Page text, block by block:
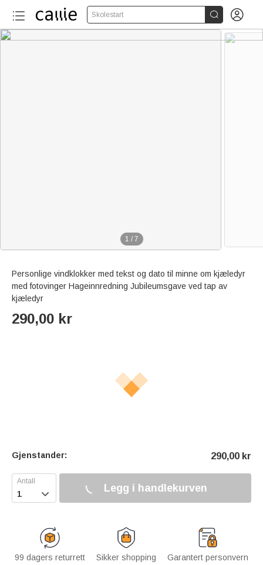
Skolestart  
1 / 7
Personlige vindklokker med tekst og dato til minne om kjæledyr
med fotovinger Hageinnredning Jubileumsgave ved tap av
kjæledyr
290,00 kr
Gjenstander: 290,00 kr
 Legg i handlekurven
99 dagers returrett Sikker shopping Garantert personvern